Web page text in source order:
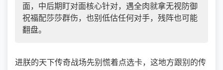
面，中后期盯对面核心针对，遇全肉就拿无视防御
祝福配莎莎群伤，也别低估任何对手，残阵也可能
翻盘。
进朕的天下传奇战场先别慌着点选卡，这地方跟别的传